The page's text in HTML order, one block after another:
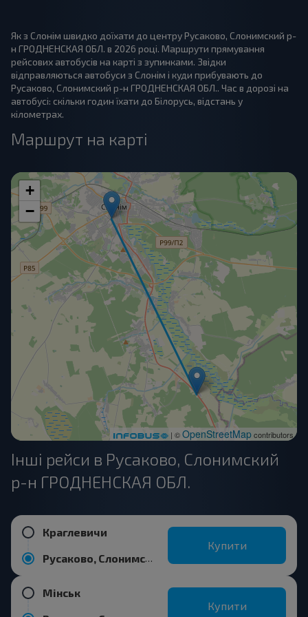
Як з Слонім швидко доїхати до центру Русаково, Слонимский р-
н ГРОДНЕНСКАЯ ОБЛ. в 2026 році. Маршрути прямування
рейсових автобусів на карті з зупинками. Звідки
відправляються автобуси з Слонім і куди прибувають до
Русаково, Слонимский р-н ГРОДНЕНСКАЯ ОБЛ.. Час в дорозі на
автобусі: скільки годин їхати до Білорусь, відстань у
кілометрах.
Маршрут на карті
+
−
| ©OpenStreetMapcontributors
Інші рейси в Русаково, Слонимский
р-н ГРОДНЕНСКАЯ ОБЛ.
Краглевичи
Русаково, Слонимский р-н ГРОДНЕНСКАЯ ОБЛ.
Купити
Мінськ
Купити